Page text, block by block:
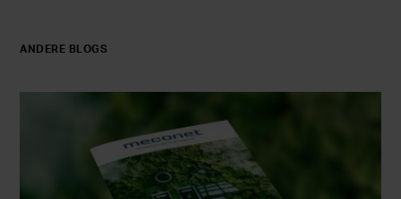
ANDERE BLOGS